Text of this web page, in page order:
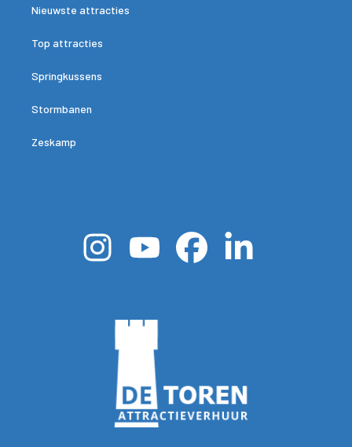
Nieuwste attracties
Top attracties
Springkussens
Stormbanen
Zeskamp